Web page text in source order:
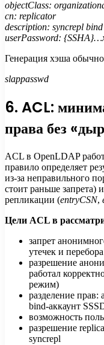
objectClass:
cn: replicator
description: syncrepl
userPassword:
Генерация хэша
slappasswd
6. ACL:
права без
ACL в OpenLDAP
правило определяет
из-за неправильного
стоит раньше запрета)
репликации (entryCSN,
Цели ACL в
запрет
утечек и
разрешение
работал
режим)
разделение прав:
bind-аккаунт
возможность
разрешение
syncrepl